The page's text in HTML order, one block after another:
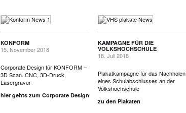
KONFORM
15. November 2018
Corporate Design für KONFORM –
3D Scan. CNC, 3D-Druck,
Lasergravur
hier gehts zum Corporate Design
KAMPAGNE FÜR DIE
VOLKSHOCHSCHULE
18. Juli 2018
Plakatkampagne für das Nachholen
eines Schulabschlusses an der
Volkshochschule
zu den Plakaten